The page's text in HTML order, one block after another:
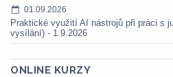
01.09.2026
Praktické využití AI nástrojů při práci s
vysílání) - 1.9.2026
ONLINE KURZY